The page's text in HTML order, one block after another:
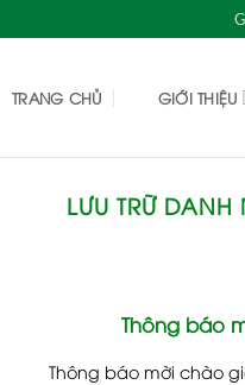
TRANG CHỦ GIỚI THIỆU
LƯU TRỮ DANH
Thông báo
Thông báo mời chào